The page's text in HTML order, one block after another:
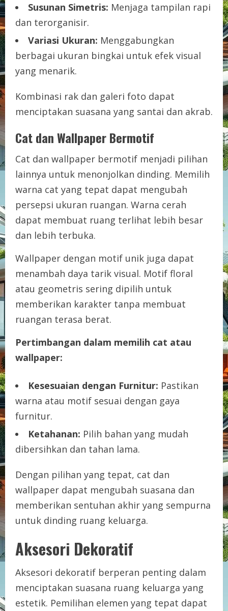
Susunan Simetris: Menjaga tampilan rapi
dan terorganisir.
Variasi Ukuran: Menggabungkan
berbagai ukuran bingkai untuk efek visual
yang menarik.
Kombinasi rak dan galeri foto dapat
menciptakan suasana yang santai dan akrab.
Cat dan Wallpaper Bermotif
Cat dan wallpaper bermotif menjadi pilihan
lainnya untuk menonjolkan dinding. Memilih
warna cat yang tepat dapat mengubah
persepsi ukuran ruangan. Warna cerah
dapat membuat ruang terlihat lebih besar
dan lebih terbuka.
Wallpaper dengan motif unik juga dapat
menambah daya tarik visual. Motif floral
atau geometris sering dipilih untuk
memberikan karakter tanpa membuat
ruangan terasa berat.
Pertimbangan dalam memilih cat atau
wallpaper:
Kesesuaian dengan Furnitur: Pastikan
warna atau motif sesuai dengan gaya
furnitur.
Ketahanan: Pilih bahan yang mudah
dibersihkan dan tahan lama.
Dengan pilihan yang tepat, cat dan
wallpaper dapat mengubah suasana dan
memberikan sentuhan akhir yang sempurna
untuk dinding ruang keluarga.
Aksesori Dekoratif
Aksesori dekoratif berperan penting dalam
menciptakan suasana ruang keluarga yang
estetik. Pemilihan elemen yang tepat dapat